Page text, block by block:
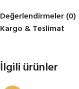
Değerlendirmeler (0)
Kargo & Teslimat
İlgili ürünler